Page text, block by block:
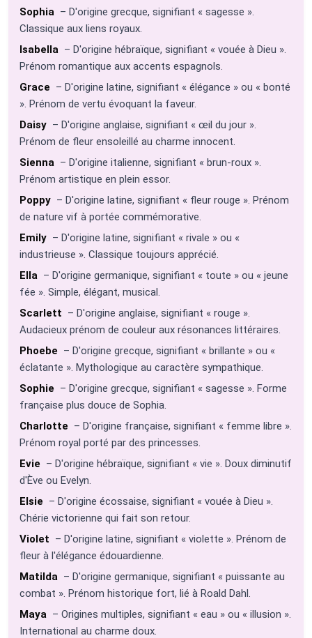
Sophia – D'origine grecque, signifiant « sagesse ».
Classique aux liens royaux.
Isabella – D'origine hébraïque, signifiant « vouée à Dieu ».
Prénom romantique aux accents espagnols.
Grace – D'origine latine, signifiant « élégance » ou « bonté
». Prénom de vertu évoquant la faveur.
Daisy – D'origine anglaise, signifiant « œil du jour ».
Prénom de fleur ensoleillé au charme innocent.
Sienna – D'origine italienne, signifiant « brun-roux ».
Prénom artistique en plein essor.
Poppy – D'origine latine, signifiant « fleur rouge ». Prénom
de nature vif à portée commémorative.
Emily – D'origine latine, signifiant « rivale » ou «
industrieuse ». Classique toujours apprécié.
Ella – D'origine germanique, signifiant « toute » ou « jeune
fée ». Simple, élégant, musical.
Scarlett – D'origine anglaise, signifiant « rouge ».
Audacieux prénom de couleur aux résonances littéraires.
Phoebe – D'origine grecque, signifiant « brillante » ou «
éclatante ». Mythologique au caractère sympathique.
Sophie – D'origine grecque, signifiant « sagesse ». Forme
française plus douce de Sophia.
Charlotte – D'origine française, signifiant « femme libre ».
Prénom royal porté par des princesses.
Evie – D'origine hébraïque, signifiant « vie ». Doux diminutif
d'Ève ou Evelyn.
Elsie – D'origine écossaise, signifiant « vouée à Dieu ».
Chérie victorienne qui fait son retour.
Violet – D'origine latine, signifiant « violette ». Prénom de
fleur à l'élégance édouardienne.
Matilda – D'origine germanique, signifiant « puissante au
combat ». Prénom historique fort, lié à Roald Dahl.
Maya – Origines multiples, signifiant « eau » ou « illusion ».
International au charme doux.